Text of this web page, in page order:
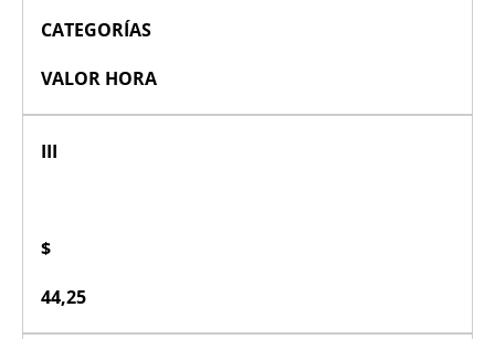
CATEGORÍAS
VALOR HORA
III
$
44,25